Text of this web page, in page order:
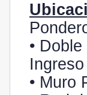
•
• Muro